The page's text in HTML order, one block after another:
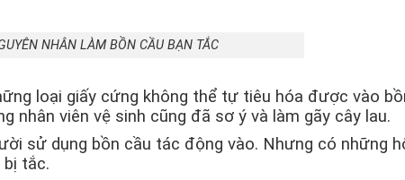
NHÂN LÀM BỒN CẦU BẠN TẮC
loại giấy cứng không thể tự tiêu hóa được vào
nhân viên vệ sinh cũng đã sơ ý và làm gãy cây lau.
sử dụng bồn cầu tác động vào. Nhưng có những
tắc.